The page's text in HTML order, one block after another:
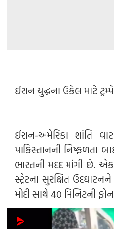
ઈરાન યુદ્ધના ઉકેલ માટે
ઈરાન-અમેરિકા શાંતિ
પાકિસ્તાનની નિષ્ફળતા
ભારતની મદદ માંગી છે.
સ્ટ્રેટના સુરક્ષિત
મોદી સાથે 40 મિનિટની